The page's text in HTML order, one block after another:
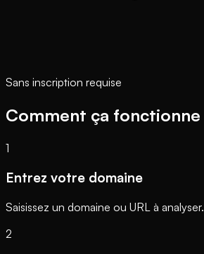
Sans inscription requise
Comment ça fonctionne
1
Entrez votre domaine
Saisissez un domaine ou URL à analyser.
2